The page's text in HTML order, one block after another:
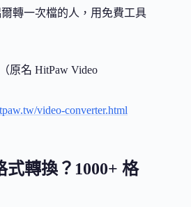
轉一次檔的人，用免費工具
原名 HitPaw Video
video-converter.html
轉換？1000+ 格